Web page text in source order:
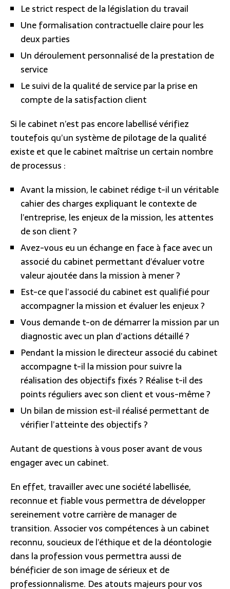
Le strict respect de la législation du travail
Une formalisation contractuelle claire pour les
deux parties
Un déroulement personnalisé de la prestation de
service
Le suivi de la qualité de service par la prise en
compte de la satisfaction client
Si le cabinet n’est pas encore labellisé vérifiez
toutefois qu’un système de pilotage de la qualité
existe et que le cabinet maîtrise un certain nombre
de processus :
Avant la mission, le cabinet rédige t-il un véritable
cahier des charges expliquant le contexte de
l’entreprise, les enjeux de la mission, les attentes
de son client ?
Avez-vous eu un échange en face à face avec un
associé du cabinet permettant d’évaluer votre
valeur ajoutée dans la mission à mener ?
Est-ce que l’associé du cabinet est qualifié pour
accompagner la mission et évaluer les enjeux ?
Vous demande t-on de démarrer la mission par un
diagnostic avec un plan d’actions détaillé ?
Pendant la mission le directeur associé du cabinet
accompagne t-il la mission pour suivre la
réalisation des objectifs fixés ? Réalise t-il des
points réguliers avec son client et vous-même ?
Un bilan de mission est-il réalisé permettant de
vérifier l’atteinte des objectifs ?
Autant de questions à vous poser avant de vous
engager avec un cabinet.
En effet, travailler avec une société labellisée,
reconnue et fiable vous permettra de développer
sereinement votre carrière de manager de
transition. Associer vos compétences à un cabinet
reconnu, soucieux de l’éthique et de la déontologie
dans la profession vous permettra aussi de
bénéficier de son image de sérieux et de
professionnalisme. Des atouts majeurs pour vos